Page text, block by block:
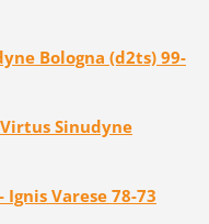
Bologna (d2ts) 99-
Sinudyne
Varese 78-73